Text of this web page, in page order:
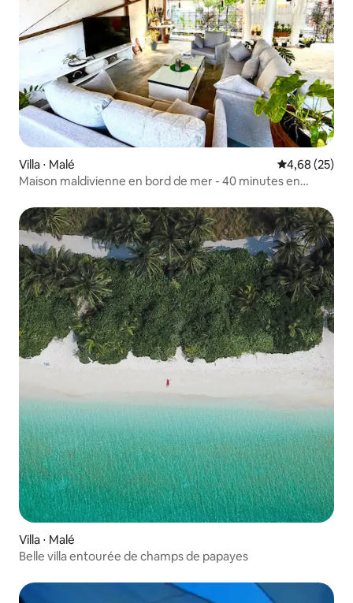
Villa ⋅ Malé Évaluation
4,68 (25)
Maison maldivienne en bord de mer - 40 minutes en
Villa ⋅ Malé
Belle villa entourée de champs de papayes